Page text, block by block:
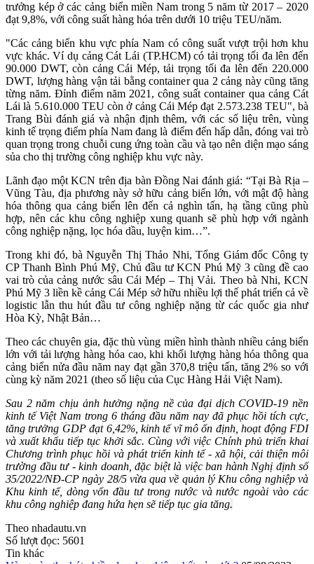
trưởng kép ở các cảng biển miền Nam trong 5 năm từ 2017 – 2020
đạt 9,8%, với công suất hàng hóa trên dưới 10 triệu TEU/năm.
"Các cảng biển khu vực phía Nam có công suất vượt trội hơn khu
vực khác. Ví dụ cảng Cát Lái (TP.HCM) có tải trọng tối đa lên đến
90.000 DWT, còn cảng Cái Mép, tải trọng tối đa lên đến 220.000
DWT, lượng hàng vận tải bằng container qua 2 cảng này cũng tăng
từng năm. Đỉnh điểm năm 2021, công suất container qua cảng Cát
Lái là 5.610.000 TEU còn ở cảng Cái Mép đạt 2.573.238 TEU", bà
Trang Bùi đánh giá và nhận định thêm, với các số liệu trên, vùng
kinh tế trọng điểm phía Nam đang là điểm đến hấp dẫn, đóng vai trò
quan trọng trong chuỗi cung ứng toàn cầu và tạo nên diện mạo sáng
sủa cho thị trường công nghiệp khu vực này.
Lãnh đạo một KCN trên địa bàn Đồng Nai đánh giá: “Tại Bà Rịa –
Vũng Tàu, địa phương này sở hữu cảng biển lớn, với mật độ hàng
hóa thông qua cảng biến lên đến cả nghìn tấn, hạ tầng cũng phù
hợp, nên các khu công nghiệp xung quanh sẽ phù hợp với ngành
công nghiệp nặng, lọc hóa dầu, luyện kim…”.
Trong khi đó, bà Nguyễn Thị Thảo Nhi, Tổng Giám đốc Công ty
CP Thanh Bình Phú Mỹ, Chủ đầu tư KCN Phú Mỹ 3 cũng đề cao
vai trò của cảng nước sâu Cái Mép – Thị Vải. Theo bà Nhi, KCN
Phú Mỹ 3 liền kề cảng Cái Mép sở hữu nhiều lợi thế phát triển cả về
logistic lẫn thu hút đầu tư công nghiệp nặng từ các quốc gia như
Hòa Kỳ, Nhật Bản…
Theo các chuyên gia, đặc thù vùng miền hình thành nhiều cảng biển
lớn với tải lượng hàng hóa cao, khi khối lượng hàng hóa thông qua
cảng biển nửa đầu năm nay đạt gần 370,8 triệu tấn, tăng 2% so với
cùng kỳ năm 2021 (theo số liệu của Cục Hàng Hải Việt Nam).
Sau 2 năm chịu ảnh hưởng nặng nề của đại dịch COVID-19 nền
kinh tế Việt Nam trong 6 tháng đầu năm nay đã phục hồi tích cực,
tăng trưởng GDP đạt 6,42%, kinh tế vĩ mô ổn định, hoạt động FDI
và xuất khẩu tiếp tục khởi sắc. Cùng với việc Chính phủ triển khai
Chương trình phục hồi và phát triển kinh tế - xã hội, cải thiện môi
trường đầu tư - kinh doanh, đặc biệt là việc ban hành Nghị định số
35/2022/NĐ-CP ngày 28/5 vừa qua về quản lý Khu công nghiệp và
Khu kinh tế, dòng vốn đầu tư trong nước và nước ngoài vào các
khu công nghiệp đang hứa hẹn sẽ tiếp tục gia tăng.
Theo nhadautu.vn
Số lượt đọc: 5601
Tin khác